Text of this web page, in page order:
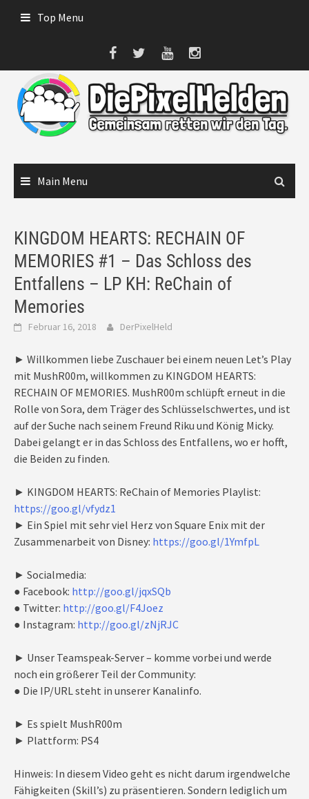
Top Menu
Main Menu
KINGDOM HEARTS: RECHAIN OF
MEMORIES #1 – Das Schloss des
Entfallens – LP KH: ReChain of
Memories
Februar 16, 2018 DerPixelHeld
► Willkommen liebe Zuschauer bei einem neuen Let’s Play
mit MushR00m, willkommen zu KINGDOM HEARTS:
RECHAIN OF MEMORIES. MushR00m schlüpft erneut in die
Rolle von Sora, dem Träger des Schlüsselschwertes, und ist
auf der Suche nach seinem Freund Riku und König Micky.
Dabei gelangt er in das Schloss des Entfallens, wo er hofft,
die Beiden zu finden.
► KINGDOM HEARTS: ReChain of Memories Playlist:
https://goo.gl/vfydz1
► Ein Spiel mit sehr viel Herz von Square Enix mit der
Zusammenarbeit von Disney: https://goo.gl/1YmfpL
► Socialmedia:
● Facebook: http://goo.gl/jqxSQb
● Twitter: http://goo.gl/F4Joez
● Instagram: http://goo.gl/zNjRJC
► Unser Teamspeak-Server – komme vorbei und werde
noch ein größerer Teil der Community:
● Die IP/URL steht in unserer Kanalinfo.
► Es spielt MushR00m
► Plattform: PS4
Hinweis: In diesem Video geht es nicht darum irgendwelche
Fähigkeiten (Skill’s) zu präsentieren. Sondern lediglich um